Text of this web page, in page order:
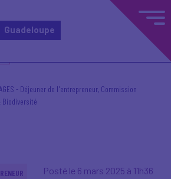
Guadeloupe
- Déjeuner de l'entrepreneur, Commission
Biodiversité
Posté le 6 mars 2025 à 11h36